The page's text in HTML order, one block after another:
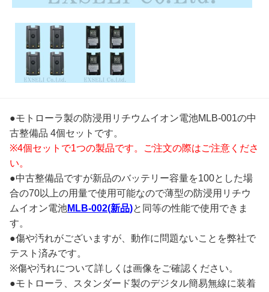
●モトローラ製の防浸用リチウムイオン電池MLB-001の中
古整備品 4個セットです。
※4個セットで1つの製品です。ご注文の際はご注意くださ
い。
●中古整備品ですが新品のバッテリー容量を100とした場
合の70以上の用量で使用可能なので薄型の防浸用リチウ
ムイオン電池MLB-002(新品)と同等の性能で使用できま
す。
●傷や汚れがございますが、動作に問題ないことを弊社で
テスト済みです。
※傷や汚れについて詳しくは画像をご確認ください。
●モトローラ、スタンダード製のデジタル簡易無線に装着